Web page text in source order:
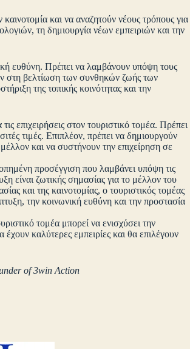
καινοτομία και να αναζητούν νέους τρόπους για
τη δημιουργία νέων εμπειριών και την
ευθύνη. Πρέπει να λαμβάνουν υπόψη τους
στη βελτίωση των συνθηκών ζωής των
της τοπικής κοινότητας και την
επιχειρήσεις στον τουριστικό τομέα. Πρέπει
τιμές. Επιπλέον, πρέπει να δημιουργούν
και να συστήνουν την επιχείρηση σε
προσέγγιση που λαμβάνει υπόψη τις
είναι ζωτικής σημασίας για το μέλλον του
και της καινοτομίας, ο τουριστικός τομέας
την κοινωνική ευθύνη και την προστασία
τομέα μπορεί να ενισχύσει την
καλύτερες εμπειρίες και θα επιλέγουν
of 3win Action